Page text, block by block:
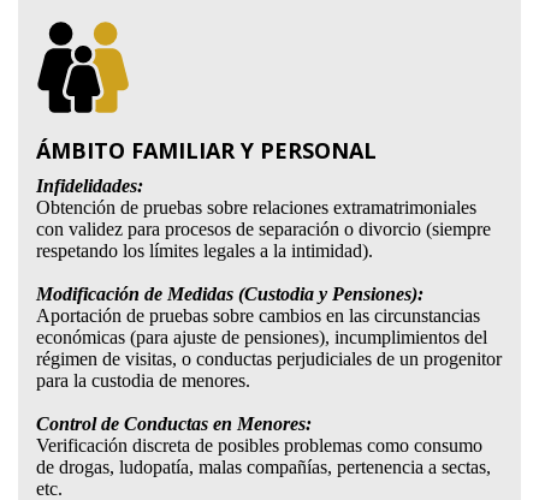
ÁMBITO FAMILIAR Y PERSONAL
Infidelidades:
Obtención de pruebas sobre relaciones extramatrimoniales
con validez para procesos de separación o divorcio (siempre
respetando los límites legales a la intimidad).
Modificación de Medidas (Custodia y Pensiones):
Aportación de pruebas sobre cambios en las circunstancias
económicas (para ajuste de pensiones), incumplimientos del
régimen de visitas, o conductas perjudiciales de un progenitor
para la custodia de menores.
Control de Conductas en Menores:
Verificación discreta de posibles problemas como consumo
de drogas, ludopatía, malas compañías, pertenencia a sectas,
etc.